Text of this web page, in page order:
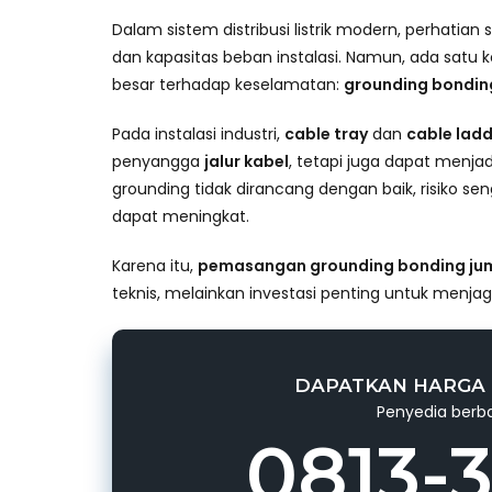
Dalam sistem distribusi listrik modern,
dan kapasitas beban instalasi. Namun, ada
besar terhadap keselamatan: grounding
Pada instalasi industri, cable traydan cable
penyangga jalur kabel, tetapi juga dapat
grounding tidak dirancang dengan baik, risiko
dapat meningkat.
Karena itu, pemasangan grounding bonding
teknis, melainkan investasi penting untuk
DAPATKAN
Penyedia